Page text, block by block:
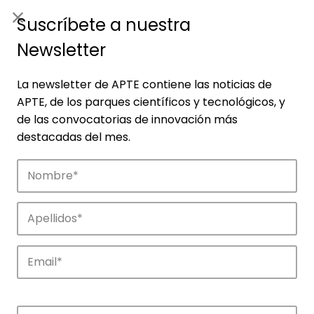
Suscríbete a nuestra
Newsletter
La newsletter de APTE contiene las noticias de
APTE, de los parques científicos y tecnológicos, y
de las convocatorias de innovación más
destacadas del mes.